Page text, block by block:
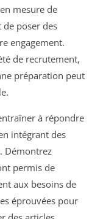
mesure de
poser des
engagement.
de recrutement,
préparation peut
à répondre
intégrant des
Démontrez
permis de
aux besoins de
éprouvées pour